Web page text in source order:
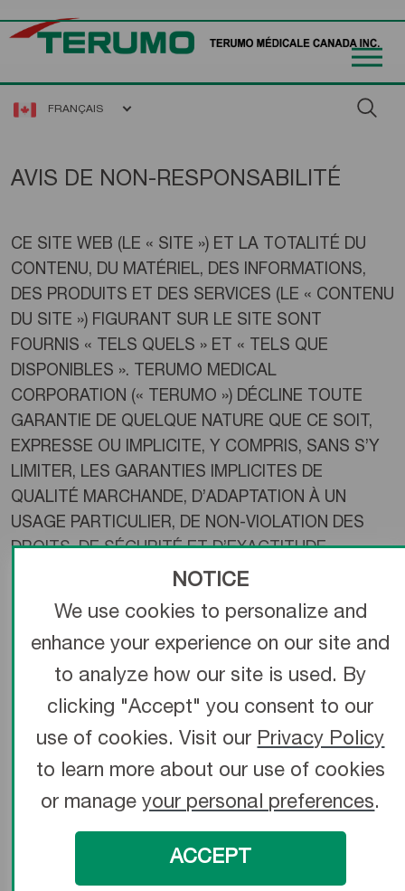
FRANÇAIS
AVIS DE NON-RESPONSABILITÉ
CE SITE WEB (LE « SITE ») ET LA TOTALITÉ DU
CONTENU, DU MATÉRIEL, DES INFORMATIONS,
DES PRODUITS ET DES SERVICES (LE « CONTENU
DU SITE ») FIGURANT SUR LE SITE SONT
FOURNIS « TELS QUELS » ET « TELS QUE
DISPONIBLES ». TERUMO MEDICAL
CORPORATION (« TERUMO ») DÉCLINE TOUTE
GARANTIE DE QUELQUE NATURE QUE CE SOIT,
EXPRESSE OU IMPLICITE, Y COMPRIS, SANS S’Y
LIMITER, LES GARANTIES IMPLICITES DE
QUALITÉ MARCHANDE, D’ADAPTATION À UN
USAGE PARTICULIER, DE NON-VIOLATION DES
DROITS, DE SÉCURITÉ ET D’EXACTITUDE.
LE CONTENU DU SITE PEUT CONTENIR
DES INEXACTITUDES OU DES ERREURS
TYPOGRAPHIQUES ET PEUT ÊTRE MODIFIÉ
ET/OU MIS À JOUR PAR TERUMO EN TOUT
TEMPS ET SANS PRÉAVIS.
LE SITE NE VISE PAS À FOURNIR UN DIAGNOSTIC,
LE CONTENU DU SITE EST FOURNI À TITRE
INFORMATIF SEULEMENT. VEUILLEZ CONSULTER
UN MÉDECIN OU UN AUTRE PROFESSIONNEL DE
LA SANTÉ POUR OBTENIR UN DIAGNOSTIC OU
UN TRAITEMENT MÉDICAL.
NOTICE
We use cookies to personalize and
enhance your experience on our site and
to analyze how our site is used. By
clicking "Accept" you consent to our
use of cookies. Visit our Privacy Policy
to learn more about our use of cookies
or manageyour personal preferences.
ACCEPT